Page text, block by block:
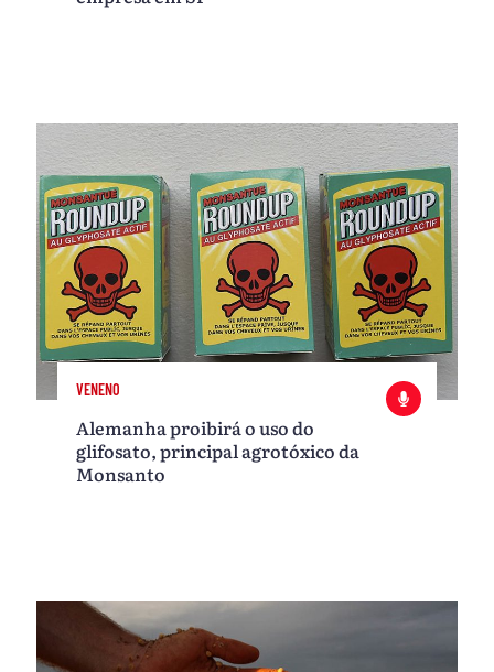
VENENO
Alemanha proibirá o uso do
glifosato, principal agrotóxico da
Monsanto